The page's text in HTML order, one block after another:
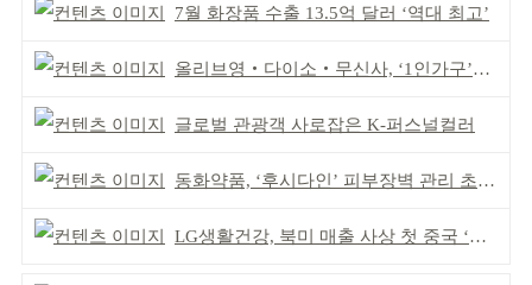
7월 화장품 수출 13.5억 달러 ‘역대 최고’
올리브영‧다이소‧무신사, ‘1인가구’가 이끈다
글로벌 관광객 사로잡은 K-퍼스널컬러
동화약품, ‘후시다인’ 피부장벽 관리 초점 ‘리브랜딩’
LG생활건강, 북미 매출 사상 첫 중국 ‘추월’